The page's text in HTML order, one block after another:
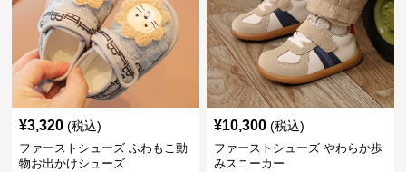
¥3,320 (税込)
ファーストシューズ ふわもこ動
物お出かけシューズ
¥10,300 (税込)
ファーストシューズ やわらか歩
みスニーカー